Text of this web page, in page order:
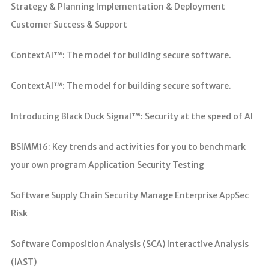
Strategy & Planning Implementation & Deployment
Customer Success & Support
ContextAI™: The model for building secure software.
ContextAI™: The model for building secure software.
Introducing Black Duck Signal™: Security at the speed of AI
BSIMM16: Key trends and activities for you to benchmark
your own program Application Security Testing
Software Supply Chain Security Manage Enterprise AppSec
Risk
Software Composition Analysis (SCA) Interactive Analysis
(IAST)